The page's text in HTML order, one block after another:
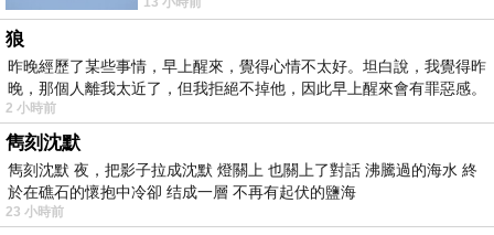
很擔心自己完全沒基礎會不會跟不上，結果一進
教室就感受到很輕鬆自在的氛圍。客家公主FISH
老師本人非常活潑、客氣，講話清楚又有條理，
而且非常聰明，會把複雜的攝影觀念用最簡單的
方式讓大家理解。
上課時老師完全沒有距離感，很親切，也很願意
回答大家的問題，互動自然又很好相處，讓原本
我們開了一條又新又活的路從幔子經過
狼
昨晚經歷了某些事情，早上醒來，覺得心情不太好。坦白說，我覺得昨
晚，那個人離我太近了，但我拒絕不掉他，因此早上醒來會有罪惡感。
2 小時前
雋刻沈默
雋刻沈默 夜，把影子拉成沈默 燈關上 也關上了對話 沸騰過的海水 終
於在礁石的懷抱中冷卻 结成一層 不再有起伏的鹽海
23 小時前